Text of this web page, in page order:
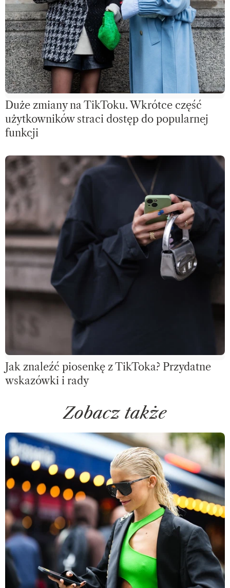
Duże zmiany na TikToku. Wkrótce część
użytkowników straci dostęp do popularnej
funkcji
Jak znaleźć piosenkę z TikToka? Przydatne
wskazówki i rady
Zobacz także